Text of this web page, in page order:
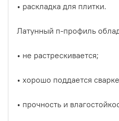
• раскладка для плитки.
Латунный п-профиль
• не растрескивается;
• хорошо поддается
• прочность и